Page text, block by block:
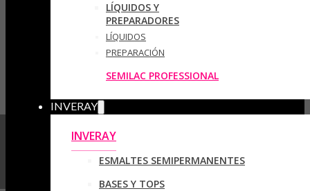
LÍQUIDOS Y
PREPARADORES
LÍQUIDOS
PREPARACIÓN
SEMILAC PROFESSIONAL
INVERAY
INVERAY
ESMALTES SEMIPERMANENTES
BASES Y TOPS